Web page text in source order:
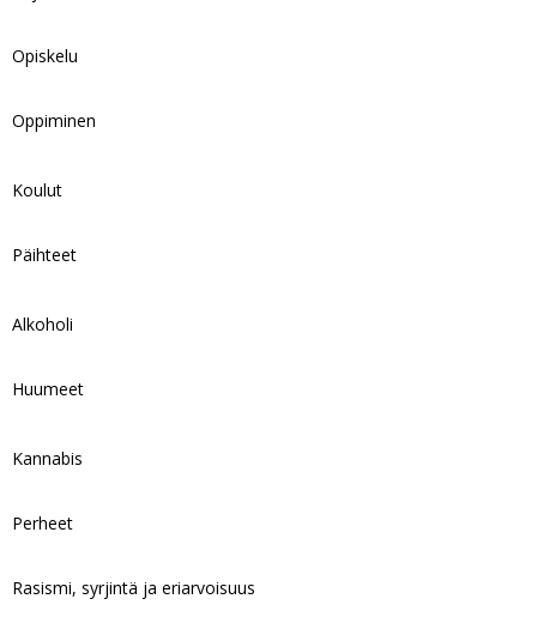
Opiskelu
Oppiminen
Koulut
Päihteet
Alkoholi
Huumeet
Kannabis
Perheet
Rasismi, syrjintä ja eriarvoisuus